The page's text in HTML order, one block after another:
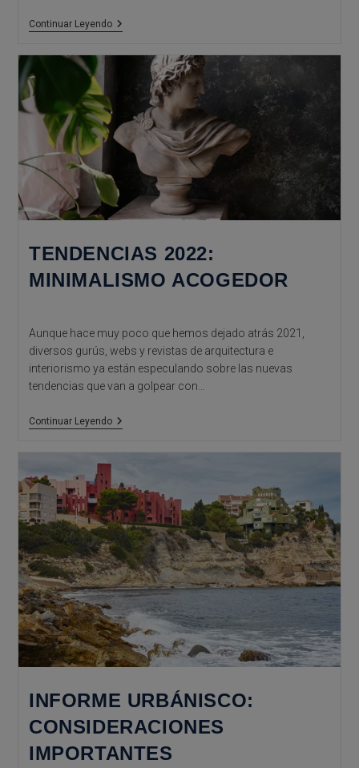
Continuar LeyendoReformas
Ahorrar
La
Factura
De
Energía
TENDENCIAS 2022:
MINIMALISMO ACOGEDOR
Aunque hace muy poco que hemos dejado atrás 2021,
diversos gurús, webs y revistas de arquitectura e
interiorismo ya están especulando sobre las nuevas
tendencias que van a golpear con…
Continuar LeyendoTendencias
INFORME URBÁNISCO:
CONSIDERACIONES
IMPORTANTES